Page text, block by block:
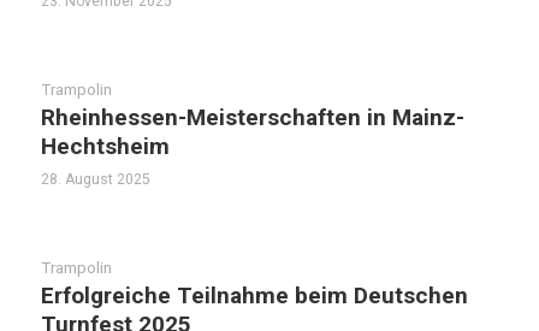
Trampolin
Rheinhessen-Meisterschaften in Mainz-
Hechtsheim
28. August 2025
Trampolin
Erfolgreiche Teilnahme beim Deutschen
Turnfest 2025